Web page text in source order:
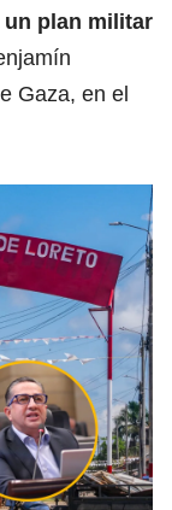
un plan militar
Gaza, en el